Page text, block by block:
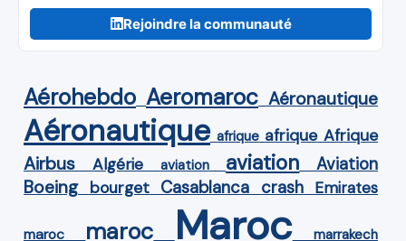
Rejoindre la communauté
Aérohebdo Aeromaroc Aéronautique
Aéronautique afrique afrique Afrique
Airbus Algérie aviation aviation Aviation
Boeing bourget Casablanca crash Emirates
maroc maroc Maroc marrakech